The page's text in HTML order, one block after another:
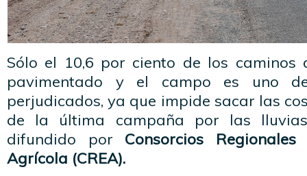
Sólo el 10,6 por ciento de los caminos
pavimentado y el campo es uno
perjudicados, ya que impide sacar las
de la última campaña por las
difundido por Consorcios
Agrícola (CREA).